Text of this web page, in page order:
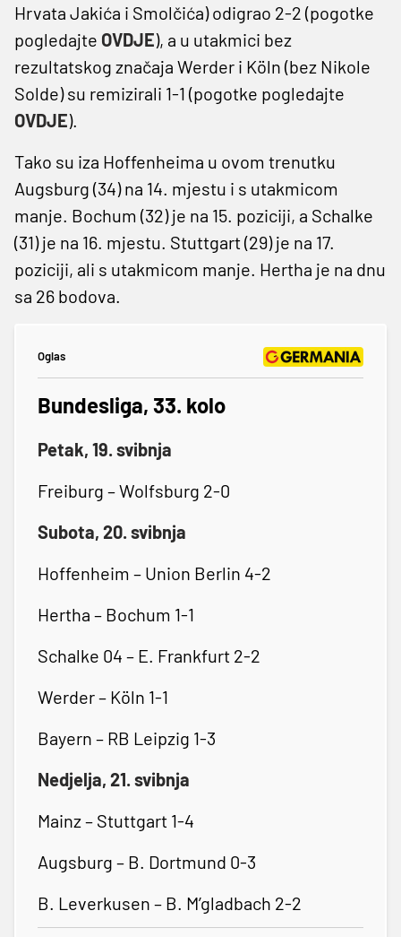
Hrvata Jakića i Smolčića) odigrao 2-2 (pogotke
pogledajte OVDJE), a u utakmici bez
rezultatskog značaja Werder i Köln (bez Nikole
Solde) su remizirali 1-1 (pogotke pogledajte
OVDJE).
Tako su iza Hoffenheima u ovom trenutku
Augsburg (34) na 14. mjestu i s utakmicom
manje. Bochum (32) je na 15. poziciji, a Schalke
(31) je na 16. mjestu. Stuttgart (29) je na 17.
poziciji, ali s utakmicom manje. Hertha je na dnu
sa 26 bodova.
Oglas
Bundesliga, 33. kolo
Petak, 19. svibnja
Freiburg – Wolfsburg 2-0
Subota, 20. svibnja
Hoffenheim – Union Berlin 4-2
Hertha – Bochum 1-1
Schalke 04 – E. Frankfurt 2-2
Werder – Köln 1-1
Bayern – RB Leipzig 1-3
Nedjelja, 21. svibnja
Mainz – Stuttgart 1-4
Augsburg – B. Dortmund 0-3
B. Leverkusen – B. M’gladbach 2-2